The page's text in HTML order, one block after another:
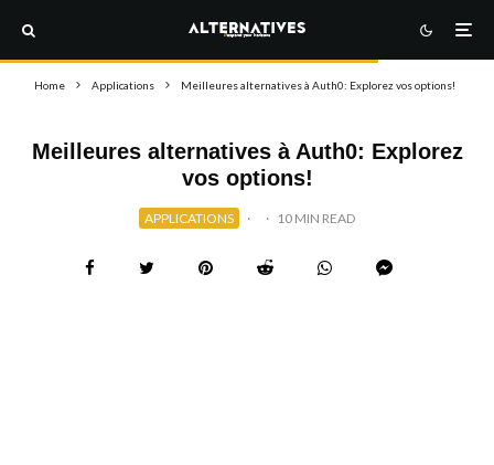
Home Applications Meilleures alternatives à Auth0: Explorez vos options!
Meilleures alternatives à Auth0: Explorez
vos options!
APPLICATIONS · · 10 MIN READ